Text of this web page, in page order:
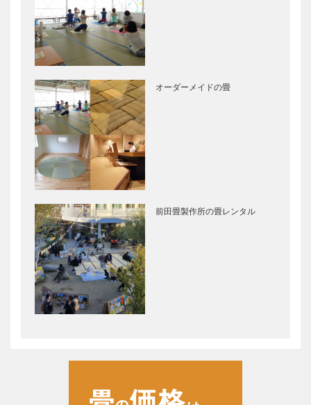
オーダーメイドの畳
前田畳製作所の畳レンタル